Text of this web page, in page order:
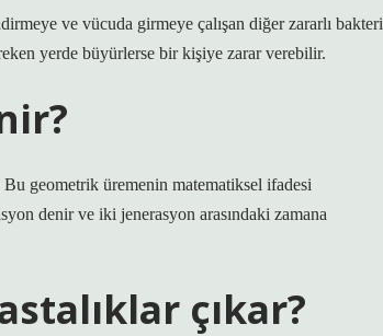
ve vücuda girmeye çalışan diğer zararlı bakteri
yerde büyürlerse bir kişiye zarar verebilir.
geometrik üremenin matematiksel ifadesi
denir ve iki jenerasyon arasındaki zamana
çıkar?